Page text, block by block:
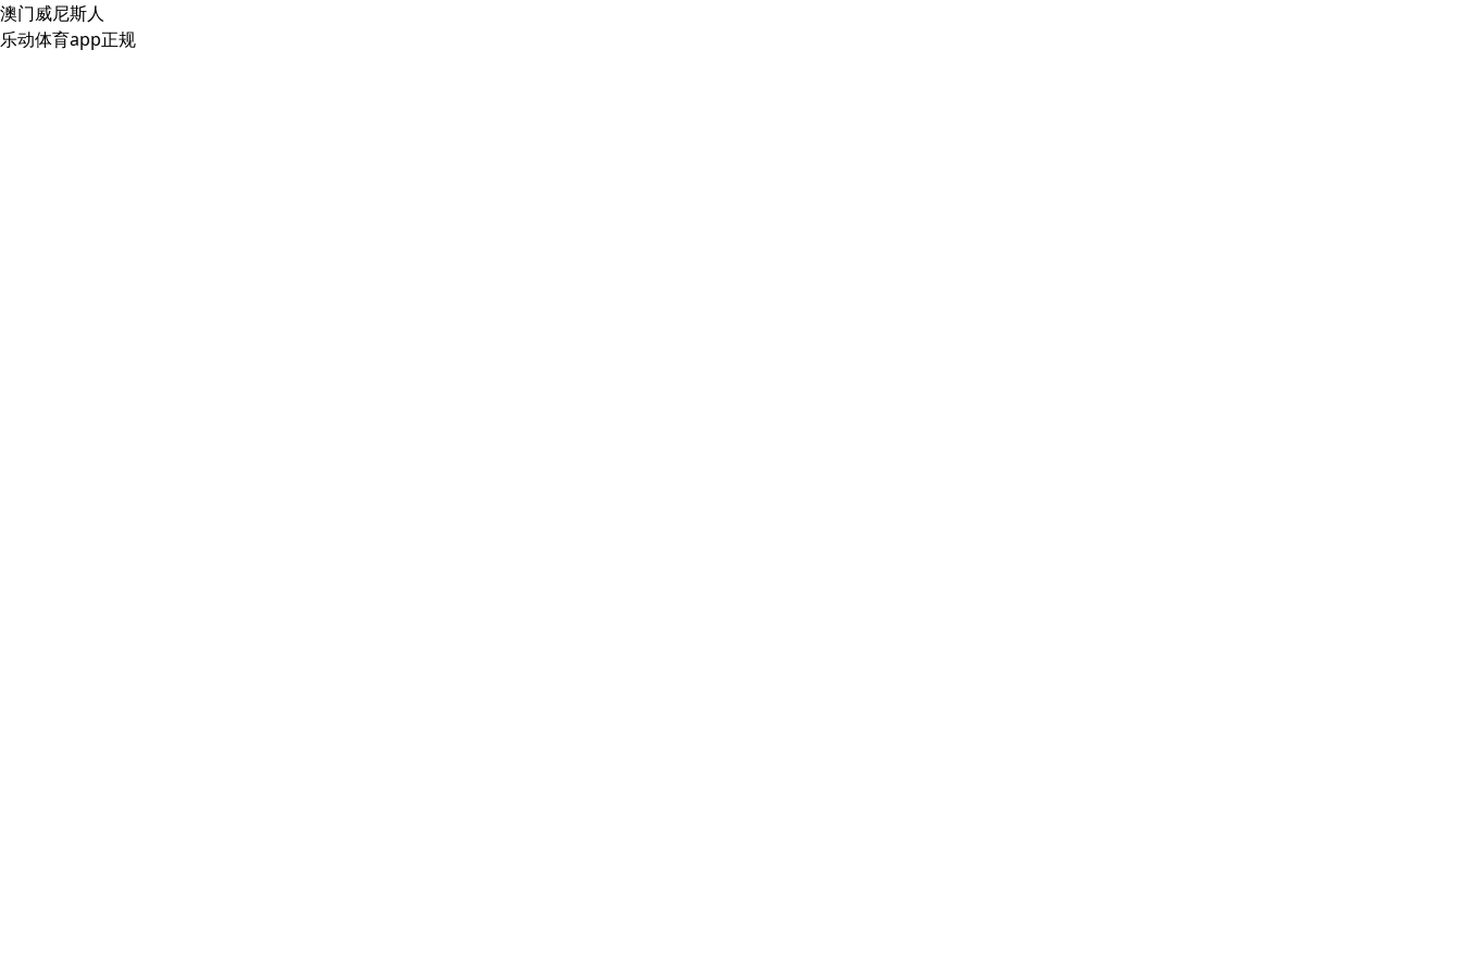
澳门威尼斯人
乐动体育app正规